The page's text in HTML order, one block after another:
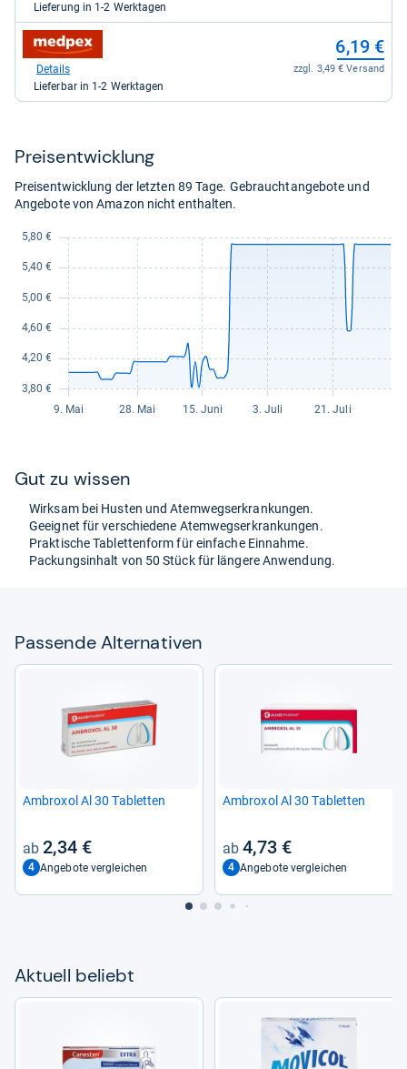
DE
für
6,07
kaufen.
Lieferung in 1-2 Werktagen
zum
Shop:
medpex
6,19 €
zzgl. 3,49 € Versand
Details
Lieferbar in 1-2 Werktagen
Preis­ent­wick­lung
Preisentwicklung der letzten 89 Tage. Gebrauchtangebote und
Angebote von Amazon nicht enthalten.
Gut zu wis­sen
Wirk­sam bei Hus­ten und Atem­wegs­er­kran­kun­gen.
Geeig­net für ver­schie­dene Atem­wegs­er­kran­kun­gen.
Prak­ti­sche Tablet­ten­form für ein­fa­che Ein­nahme.
Packungs­in­halt von 50 Stück für län­gere Anwen­dung.
Pas­sende Alter­na­ti­ven
Ambro­xol Al 30 Tablet­ten
2,34 €
4 Angebote vergleichen
Ambro­xol Al 30 Tablet­ten
4,73 €
4 Angebote vergleichen
Aktu­ell beliebt